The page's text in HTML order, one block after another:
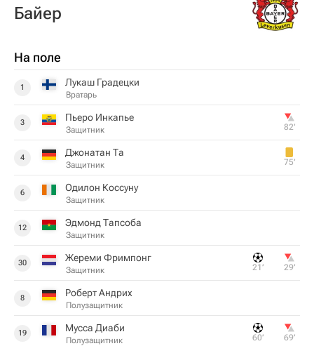
Байер
На поле
1 Лукаш Градецки
Вратарь
3 Пьеро Инкапье
Защитник 82‎’‎
4 Джонатан Та
Защитник 75‎’‎
6 Одилон Коссуну
Защитник
12 Эдмонд Тапсоба
Защитник
30 Жереми Фримпонг
Защитник 21‎’‎ 29‎’‎
8 Роберт Андрих
Полузащитник
19 Мусса Диаби
Полузащитник 60‎’‎ 69‎’‎